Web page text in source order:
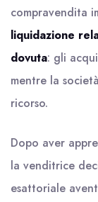
compravendita
liquidazione
dovuta: gli
mentre la
ricorso.
Dopo aver
la venditrice
esattoriale